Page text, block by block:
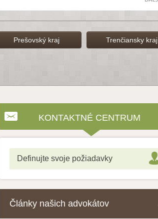
Prešovský kraj Trenčiansky kraj
KONTAKTNÉ CENTRUM
Definujte svoje požiadavky
Články našich advokátov